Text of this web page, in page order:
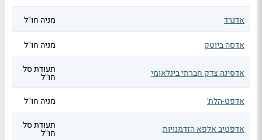
אדנרד מניה חו"ל
אדסה ביוטק מניה חו"ל
אדסינה צדק חברתי בינלאומי תעודת סל
חו"ל
אדפט-הלת'
מניה חו"ל
אדפטיב אלפא הזדמנויות תעודת סל
חו"ל